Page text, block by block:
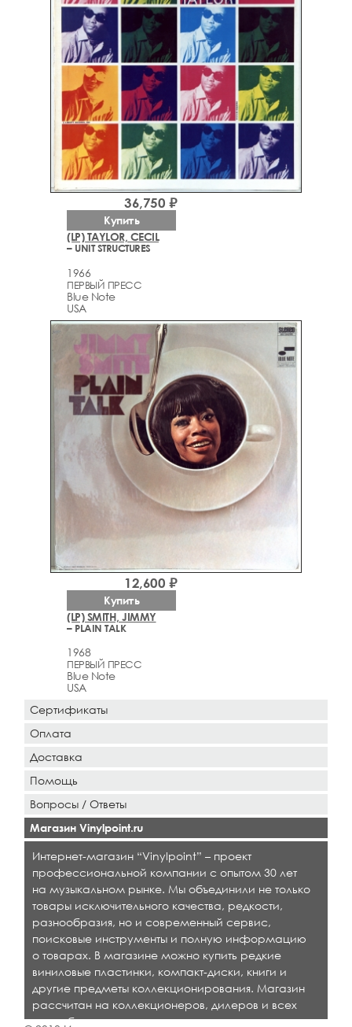
(LP) TAYLOR, CECIL
– UNIT STRUCTURES
1966
ПЕРВЫЙ ПРЕСС
Blue Note
USA
36,750 ₽
Купить
(LP) SMITH, JIMMY
– PLAIN TALK
1968
ПЕРВЫЙ ПРЕСС
Blue Note
USA
12,600 ₽
Купить
Сертификаты
Оплата
Доставка
Помощь
Вопросы / Ответы
Магазин Vinylpoint.ru
Интернет-магазин “Vinylpoint” – проект
профессиональной компании с опытом 30 лет
на музыкальном рынке. Мы объединили не только
товары исключительного качества, редкости,
разнообразия, но и современный сервис,
поисковые инструменты и полную информацию
о товарах. В магазине можно купить редкие
виниловые пластинки, компакт-диски, книги и
другие предметы коллекционирования. Магазин
рассчитан на коллекционеров, дилеров и всех
кто любит качественную музыку.